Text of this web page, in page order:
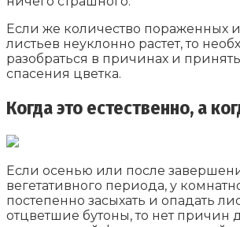
Если же количество пораженных
листьев неуклонно растет, то
разобраться в причинах и
спасения цветка.
Когда это естественно, а
Если осенью или после
вегетативного периода, у
постепенно засыхать и опадать
отцветшие бутоны, то нет причин